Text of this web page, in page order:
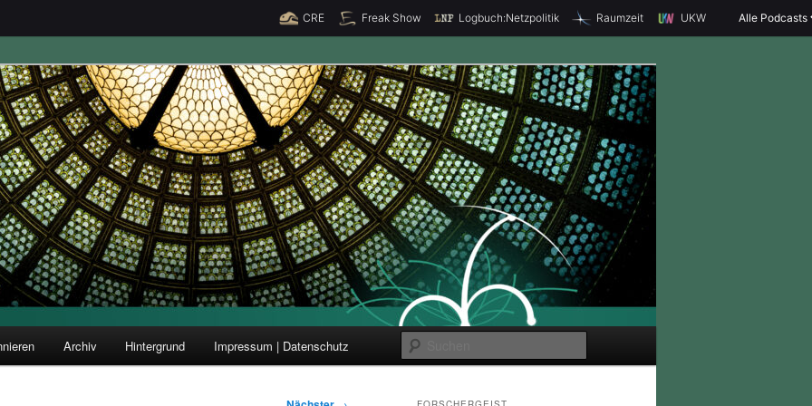
CRE Freak Show Logbuch:Netzpolitik Raumzeit UKW Alle Podcasts
und Forschung
u
Archiv Hintergrund Impressum | Datenschutz